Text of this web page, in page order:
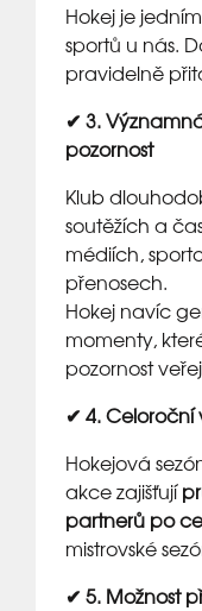
Hokej je
sportů u nás.
pravidelně
✔ 3.
pozornost
Klub
soutěžích a
médiích,
přenosech.
Hokej navíc
momenty,
pozornost
✔ 4. Celoroční
Hokejová
akce zajišťují
partnerů po
mistrovské
✔ 5. Možnost